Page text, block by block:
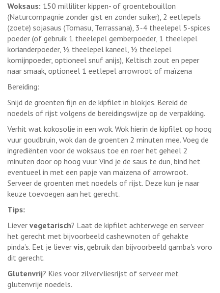
Woksaus: 150 milliliter kippen- of groentebouillon
(Naturcompagnie zonder gist en zonder suiker), 2 eetlepels
(zoete) sojasaus (Tomasu, Terrassana), 3-4 theelepel 5-spices
poeder (of gebruik 1 theelepel gemberpoeder, 1 theelepel
korianderpoeder, ½ theelepel kaneel, ½ theelepel
komijnpoeder, optioneel snuf anijs), Keltisch zout en peper
naar smaak, optioneel 1 eetlepel arrowroot of maïzena
Bereiding:
Snijd de groenten fijn en de kipfilet in blokjes. Bereid de
noedels of rijst volgens de bereidingswijze op de verpakking.
Verhit wat kokosolie in een wok. Wok hierin de kipfilet op hoog
vuur goudbruin, wok dan de groenten 2 minuten mee. Voeg de
ingrediënten voor de woksaus toe en roer het geheel 2
minuten door op hoog vuur. Vind je de saus te dun, bind het
eventueel in met een papje van maïzena of arrowroot.
Serveer de groenten met noedels of rijst. Deze kun je naar
keuze toevoegen aan het gerecht.
Tips:
Liever vegetarisch? Laat de kipfilet achterwege en serveer
het gerecht met bijvoorbeeld cashewnoten of gehakte
pinda’s. Eet je liever vis , gebruik dan bijvoorbeeld gamba's voro
dit gerecht.
Glutenvrij? Kies voor zilvervliesrijst of serveer met
glutenvrije noedels.